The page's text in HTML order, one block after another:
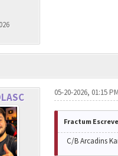
05-20-2026, 01:15 PM
Fractum
C/B Arcadins